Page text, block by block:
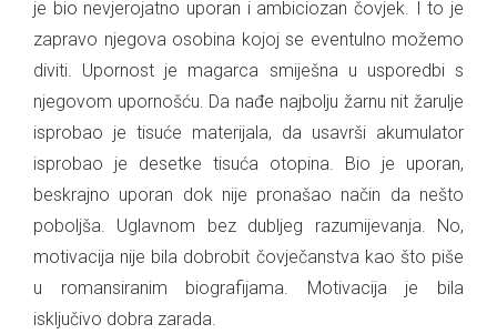
je bio nevjerojatno uporan i ambiciozan čovjek. I to je
zapravo njegova osobina kojoj se eventulno možemo
diviti. Upornost je magarca smiješna u usporedbi s
njegovom upornošću. Da nađe najbolju žarnu nit žarulje
isprobao je tisuće materijala, da usavrši akumulator
isprobao je desetke tisuća otopina. Bio je uporan,
beskrajno uporan dok nije pronašao način da nešto
poboljša. Uglavnom bez dubljeg razumijevanja. No,
motivacija nije bila dobrobit čovječanstva kao što piše
u romansiranim biografijama. Motivacija je bila
isključivo dobra zarada.